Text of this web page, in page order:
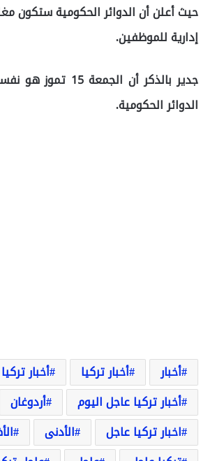
إدارية للموظفين.
الدوائر الحكومية.
أخبار أخبار تركيا أخبار
أخبار تركيا عاجل اليوم
أردوغان
اخبار تركيا عاجل
الأدنى